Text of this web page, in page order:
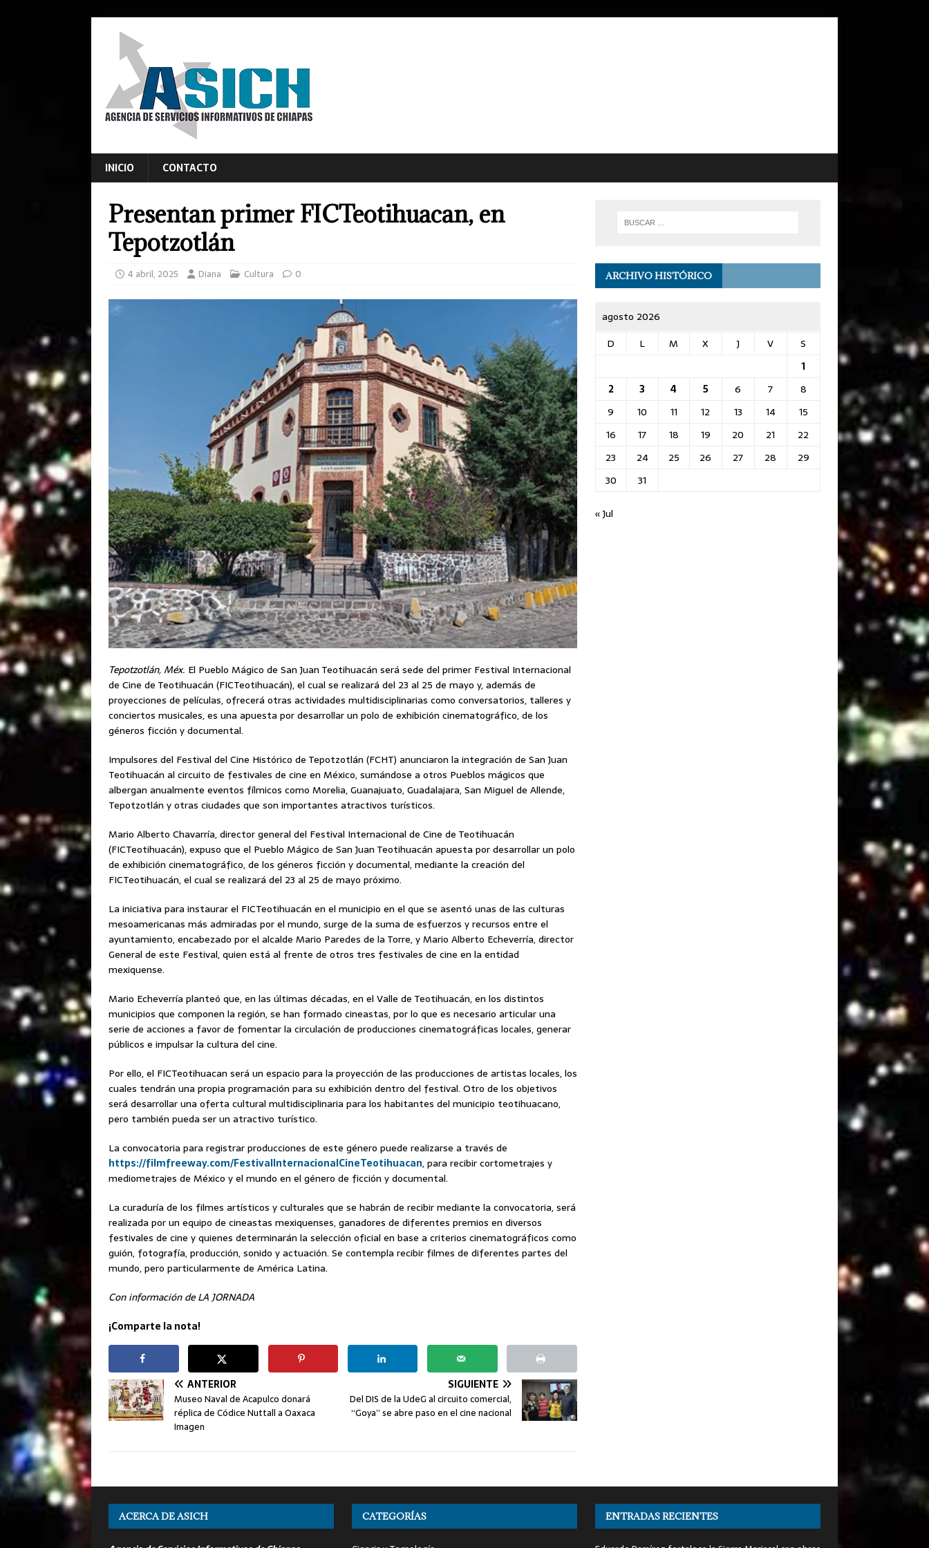
INICIO CONTACTO
Presentan primer FICTeotihuacan, en
Tepotzotlán
4 abril, 2025 Diana Cultura 0
Tepotzotlán, Méx. El Pueblo Mágico de San Juan Teotihuacán será sede del primer Festival Internacional
de Cine de Teotihuacán (FICTeotihuacán), el cual se realizará del 23 al 25 de mayo y, además de
proyecciones de películas, ofrecerá otras actividades multidisciplinarias como conversatorios, talleres y
conciertos musicales, es una apuesta por desarrollar un polo de exhibición cinematográfico, de los
géneros ficción y documental.
Impulsores del Festival del Cine Histórico de Tepotzotlán (FCHT) anunciaron la integración de San Juan
Teotihuacán al circuito de festivales de cine en México, sumándose a otros Pueblos mágicos que
albergan anualmente eventos fílmicos como Morelia, Guanajuato, Guadalajara, San Miguel de Allende,
Tepotzotlán y otras ciudades que son importantes atractivos turísticos.
Mario Alberto Chavarría, director general del Festival Internacional de Cine de Teotihuacán
(FICTeotihuacán), expuso que el Pueblo Mágico de San Juan Teotihuacán apuesta por desarrollar un polo
de exhibición cinematográfico, de los géneros ficción y documental, mediante la creación del
FICTeotihuacán, el cual se realizará del 23 al 25 de mayo próximo.
La iniciativa para instaurar el FICTeotihuacán en el municipio en el que se asentó unas de las culturas
mesoamericanas más admiradas por el mundo, surge de la suma de esfuerzos y recursos entre el
ayuntamiento, encabezado por el alcalde Mario Paredes de la Torre, y Mario Alberto Echeverría, director
General de este Festival, quien está al frente de otros tres festivales de cine en la entidad
mexiquense.
Mario Echeverría planteó que, en las últimas décadas, en el Valle de Teotihuacán, en los distintos
municipios que componen la región, se han formado cineastas, por lo que es necesario articular una
serie de acciones a favor de fomentar la circulación de producciones cinematográficas locales, generar
públicos e impulsar la cultura del cine.
Por ello, el FICTeotihuacan será un espacio para la proyección de las producciones de artistas locales, los
cuales tendrán una propia programación para su exhibición dentro del festival. Otro de los objetivos
será desarrollar una oferta cultural multidisciplinaria para los habitantes del municipio teotihuacano,
pero también pueda ser un atractivo turístico.
La convocatoria para registrar producciones de este género puede realizarse a través de
https://filmfreeway.com/FestivalInternacionalCineTeotihuacan, para recibir cortometrajes y
mediometrajes de México y el mundo en el género de ficción y documental.
La curaduría de los filmes artísticos y culturales que se habrán de recibir mediante la convocatoria, será
realizada por un equipo de cineastas mexiquenses, ganadores de diferentes premios en diversos
festivales de cine y quienes determinarán la selección oficial en base a criterios cinematográficos como
guión, fotografía, producción, sonido y actuación. Se contempla recibir filmes de diferentes partes del
mundo, pero particularmente de América Latina.
Con información de LA JORNADA
¡Comparte la nota!
ANTERIOR
Museo Naval de Acapulco donará
réplica de Códice Nuttall a Oaxaca
Imagen
SIGUIENTE
Del DIS de la UdeG al circuito comercial,
“Goya” se abre paso en el cine nacional
ARCHIVO HISTÓRICO
agosto 2026
D
L M X J V
S
1
2
3 4 5 6 7
8
9
10 11 12 13 14
15
16
17 18 19 20 21
22
23
24 25 26 27 28
29
30
31
« Jul
ACERCA DE ASICH CATEGORÍAS ENTRADAS RECIENTES